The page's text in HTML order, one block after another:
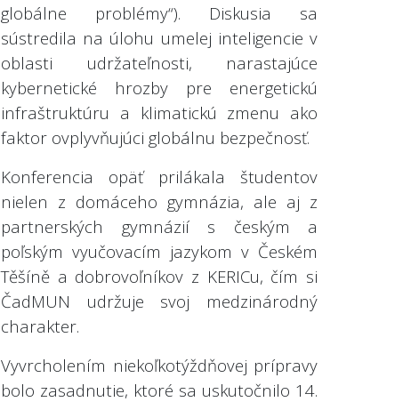
globálne problémy“). Diskusia sa
sústredila na úlohu umelej inteligencie v
oblasti udržateľnosti, narastajúce
kybernetické hrozby pre energetickú
infraštruktúru a klimatickú zmenu ako
faktor ovplyvňujúci globálnu bezpečnosť.
Konferencia opäť prilákala študentov
nielen z domáceho gymnázia, ale aj z
partnerských gymnázií s českým a
poľským vyučovacím jazykom v Českém
Těšíně a dobrovoľníkov z KERICu, čím si
ČadMUN udržuje svoj medzinárodný
charakter.
Vyvrcholením niekoľkotýždňovej prípravy
bolo zasadnutie, ktoré sa uskutočnilo 14.